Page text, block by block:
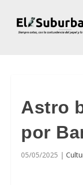
Astro
por
05/05/2025 |